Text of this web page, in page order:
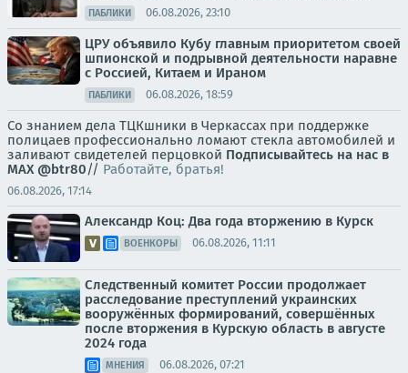
ПАБЛИКИ 06.08.2026, 23:10
ЦРУ объявило Кубу главным приоритетом своей
шпионской и подрывной деятельности наравне
с Россией, Китаем и Ираном
ПАБЛИКИ 06.08.2026, 18:59
Со знанием дела ТЦКшники в Черкассах при поддержке
полицаев профессионально ломают стекла автомобилей и
заливают свидетелей перцовкой Подписывайтесь на нас в
MAX @btr80// Работайте, братья!
06.08.2026, 17:14
Александр Коц: Два года вторжению в Курск
ВОЕНКОРЫ 06.08.2026, 11:11
Следственный комитет России продолжает
расследование преступлений украинских
вооружённых формирований, совершённых
после вторжения в Курскую область в августе
2024 года
МНЕНИЯ 06.08.2026, 07:21